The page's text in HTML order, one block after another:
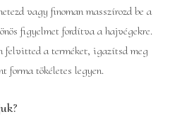
vagy finoman masszírozd be a
figyelmet fordítva a hajvégekre.
felvitted a terméket, igazítsd meg
forma tökéletes legyen.